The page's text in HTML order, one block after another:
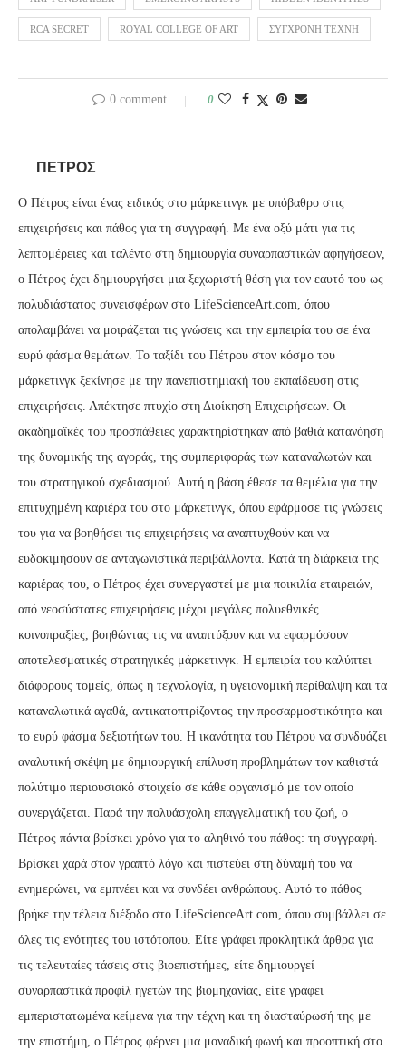
RCA SECRET ROYAL COLLEGE OF ART ΣΎΓΧΡΟΝΗ ΤΈΧΝΗ
0 comment 0
ΠΈΤΡΟΣ
Ο Πέτρος είναι ένας ειδικός στο μάρκετινγκ με υπόβαθρο στις
επιχειρήσεις και πάθος για τη συγγραφή. Με ένα οξύ μάτι για τις
λεπτομέρειες και ταλέντο στη δημιουργία συναρπαστικών αφηγήσεων,
ο Πέτρος έχει δημιουργήσει μια ξεχωριστή θέση για τον εαυτό του ως
πολυδιάστατος συνεισφέρων στο LifeScienceArt.com, όπου
απολαμβάνει να μοιράζεται τις γνώσεις και την εμπειρία του σε ένα
ευρύ φάσμα θεμάτων. Το ταξίδι του Πέτρου στον κόσμο του
μάρκετινγκ ξεκίνησε με την πανεπιστημιακή του εκπαίδευση στις
επιχειρήσεις. Απέκτησε πτυχίο στη Διοίκηση Επιχειρήσεων. Οι
ακαδημαϊκές του προσπάθειες χαρακτηρίστηκαν από βαθιά κατανόηση
της δυναμικής της αγοράς, της συμπεριφοράς των καταναλωτών και
του στρατηγικού σχεδιασμού. Αυτή η βάση έθεσε τα θεμέλια για την
επιτυχημένη καριέρα του στο μάρκετινγκ, όπου εφάρμοσε τις γνώσεις
του για να βοηθήσει τις επιχειρήσεις να αναπτυχθούν και να
ευδοκιμήσουν σε ανταγωνιστικά περιβάλλοντα. Κατά τη διάρκεια της
καριέρας του, ο Πέτρος έχει συνεργαστεί με μια ποικιλία εταιρειών,
από νεοσύστατες επιχειρήσεις μέχρι μεγάλες πολυεθνικές
κοινοπραξίες, βοηθώντας τις να αναπτύξουν και να εφαρμόσουν
αποτελεσματικές στρατηγικές μάρκετινγκ. Η εμπειρία του καλύπτει
διάφορους τομείς, όπως η τεχνολογία, η υγειονομική περίθαλψη και τα
καταναλωτικά αγαθά, αντικατοπτρίζοντας την προσαρμοστικότητα και
το ευρύ φάσμα δεξιοτήτων του. Η ικανότητα του Πέτρου να συνδυάζει
αναλυτική σκέψη με δημιουργική επίλυση προβλημάτων τον καθιστά
πολύτιμο περιουσιακό στοιχείο σε κάθε οργανισμό με τον οποίο
συνεργάζεται. Παρά την πολυάσχολη επαγγελματική του ζωή, ο
Πέτρος πάντα βρίσκει χρόνο για το αληθινό του πάθος: τη συγγραφή.
Βρίσκει χαρά στον γραπτό λόγο και πιστεύει στη δύναμή του να
ενημερώνει, να εμπνέει και να συνδέει ανθρώπους. Αυτό το πάθος
βρήκε την τέλεια διέξοδο στο LifeScienceArt.com, όπου συμβάλλει σε
όλες τις ενότητες του ιστότοπου. Είτε γράφει προκλητικά άρθρα για
τις τελευταίες τάσεις στις βιοεπιστήμες, είτε δημιουργεί
συναρπαστικά προφίλ ηγετών της βιομηχανίας, είτε γράφει
εμπεριστατωμένα κείμενα για την τέχνη και τη διασταύρωσή της με
την επιστήμη, ο Πέτρος φέρνει μια μοναδική φωνή και προοπτική στο